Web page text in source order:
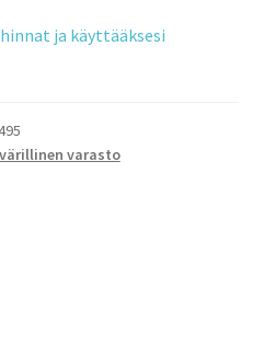
ja käyttääksesi
varasto